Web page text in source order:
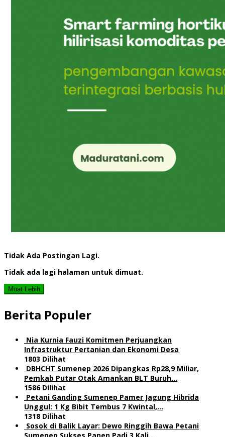
Tidak Ada Postingan Lagi.
Tidak ada lagi halaman untuk dimuat.
Muat Lebih
Berita Populer
Nia Kurnia Fauzi Komitmen Perjuangkan
Infrastruktur Pertanian dan Ekonomi Desa
1803 Dilihat
DBHCHT Sumenep 2026 Dipangkas Rp28,9 Miliar,
Pemkab Putar Otak Amankan BLT Buruh…
1586 Dilihat
Petani Ganding Sumenep Pamer Jagung Hibrida
Unggul: 1 Kg Bibit Tembus 7 Kwintal,…
1318 Dilihat
Sosok di Balik Layar: Dewo Ringgih Bawa Petani